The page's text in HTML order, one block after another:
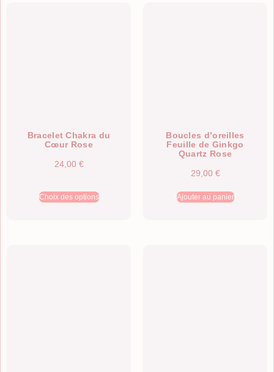
Bracelet Chakra du
Cœur Rose
24,00 €
Choix des options
Boucles d’oreilles
Feuille de Ginkgo
Quartz Rose
29,00 €
Ajouter au panier